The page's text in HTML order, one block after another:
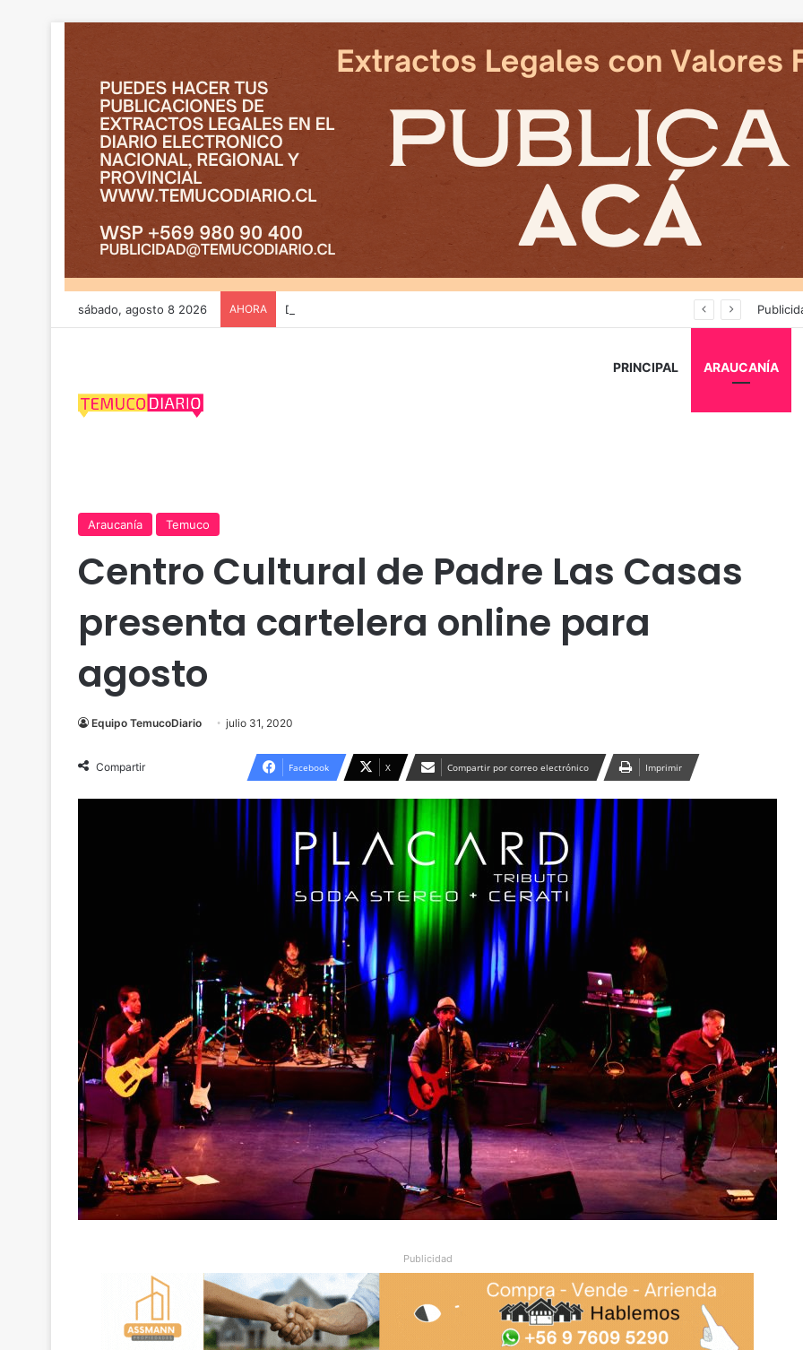
sábado, agosto 8 2026 AHORA
PRINCIPAL ARAUCANÍA
Araucanía Temuco
Centro Cultural de Padre Las Casas
presenta cartelera online para
agosto
Equipo TemucoDiario julio 31, 2020
Compartir Facebook X Compartir por correo electrónico Imprimir
Publicidad